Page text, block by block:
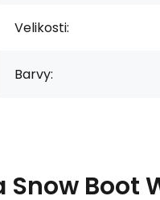
Velikosti:
Barvy:
Boot